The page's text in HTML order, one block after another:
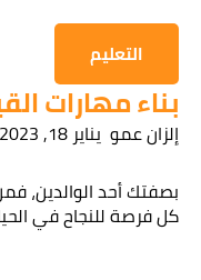
التعليم
بناء مهارات
إلزان عمو يناير 18, 2023
بصفتك أحد الوالدين،
كل فرصة للنجاح في